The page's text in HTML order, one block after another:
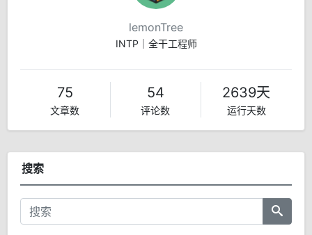
lemonTree
INTP｜全干工程师
75
文章数
54
评论数
2639天
运行天数
搜索